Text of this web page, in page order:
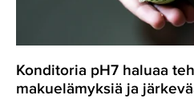
Konditoria pH7 haluaa
makuelämyksiä ja